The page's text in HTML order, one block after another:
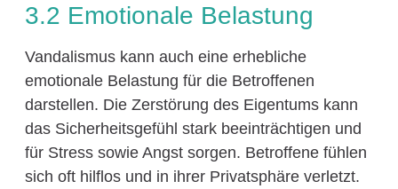
3.2 Emotionale Belastung
Vandalismus kann auch eine erhebliche
emotionale Belastung für die Betroffenen
darstellen. Die Zerstörung des Eigentums kann
das Sicherheitsgefühl stark beeinträchtigen und
für Stress sowie Angst sorgen. Betroffene fühlen
sich oft hilflos und in ihrer Privatsphäre verletzt.